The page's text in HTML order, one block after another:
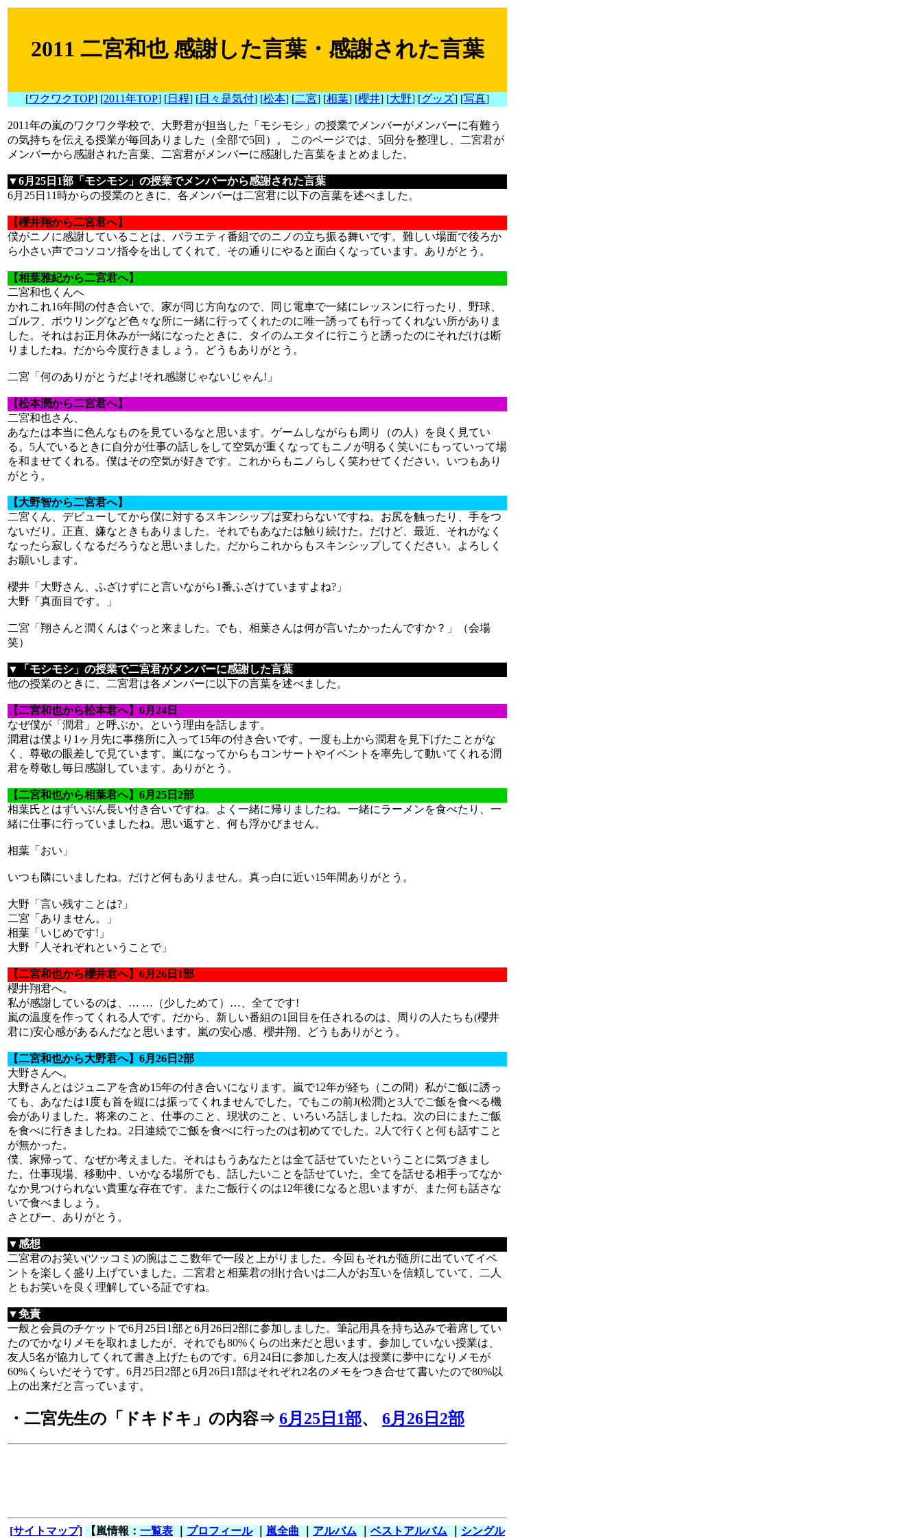
2011 二宮和也 感謝した言葉・感謝された言葉
[ワクワクTOP] [2011年TOP] [日程] [日々是気付] [松本] [二宮] [相葉] [櫻井] [大野] [グッズ] [写真]
2011年の嵐のワクワク学校で、大野君が担当した「モシモシ」の授業でメンバーがメンバーに有難う
の気持ちを伝える授業が毎回ありました（全部で5回）。 このページでは、5回分を整理し、二宮君が
メンバーから感謝された言葉、二宮君がメンバーに感謝した言葉をまとめました。
▼6月25日1部「モシモシ」の授業でメンバーから感謝された言葉
6月25日11時からの授業のときに、各メンバーは二宮君に以下の言葉を述べました。
【櫻井翔から二宮君へ】
僕がニノに感謝していることは、バラエティ番組でのニノの立ち振る舞いです。難しい場面で後ろか
ら小さい声でコソコソ指令を出してくれて、その通りにやると面白くなっています。ありがとう。
【相葉雅紀から二宮君へ】
二宮和也くんへ
かれこれ16年間の付き合いで、家が同じ方向なので、同じ電車で一緒にレッスンに行ったり、野球、
ゴルフ、ボウリングなど色々な所に一緒に行ってくれたのに唯一誘っても行ってくれない所がありま
した。それはお正月休みが一緒になったときに、タイのムエタイに行こうと誘ったのにそれだけは断
りましたね。だから今度行きましょう。どうもありがとう。
二宮「何のありがとうだよ!それ感謝じゃないじゃん!」
【松本潤から二宮君へ】
二宮和也さん、
あなたは本当に色んなものを見ているなと思います。ゲームしながらも周り（の人）を良く見てい
る。5人でいるときに自分が仕事の話しをして空気が重くなってもニノが明るく笑いにもっていって場
を和ませてくれる。僕はその空気が好きです。これからもニノらしく笑わせてください。いつもあり
がとう。
【大野智から二宮君へ】
二宮くん、デビューしてから僕に対するスキンシップは変わらないですね。お尻を触ったり、手をつ
ないだり。正直、嫌なときもありました。それでもあなたは触り続けた。だけど、最近、それがなく
なったら寂しくなるだろうなと思いました。だからこれからもスキンシップしてください。よろしく
お願いします。
櫻井「大野さん、ふざけずにと言いながら1番ふざけていますよね?」
大野「真面目です。」
二宮「翔さんと潤くんはぐっと来ました。でも、相葉さんは何が言いたかったんですか？」（会場
笑）
▼「モシモシ」の授業で二宮君がメンバーに感謝した言葉
他の授業のときに、二宮君は各メンバーに以下の言葉を述べました。
【二宮和也から松本君へ】6月24日
なぜ僕が「潤君」と呼ぶか。という理由を話します。
潤君は僕より1ヶ月先に事務所に入って15年の付き合いです。一度も上から潤君を見下げたことがな
く、尊敬の眼差しで見ています。嵐になってからもコンサートやイベントを率先して動いてくれる潤
君を尊敬し毎日感謝しています。ありがとう。
【二宮和也から相葉君へ】6月25日2部
相葉氏とはずいぶん長い付き合いですね。よく一緒に帰りましたね。一緒にラーメンを食べたり、一
緒に仕事に行っていましたね。思い返すと、何も浮かびません。
相葉「おい」
いつも隣にいましたね。だけど何もありません。真っ白に近い15年間ありがとう。
大野「言い残すことは?」
二宮「ありません。」
相葉「いじめです!」
大野「人それぞれということで」
【二宮和也から櫻井君へ】6月26日1部
櫻井翔君へ。
私が感謝しているのは、… …（少しためて）…、全てです!
嵐の温度を作ってくれる人です。だから、新しい番組の1回目を任されるのは、周りの人たちも(櫻井
君に)安心感があるんだなと思います。嵐の安心感、櫻井翔、どうもありがとう。
【二宮和也から大野君へ】6月26日2部
大野さんへ。
大野さんとはジュニアを含め15年の付き合いになります。嵐で12年が経ち（この間）私がご飯に誘っ
ても、あなたは1度も首を縦には振ってくれませんでした。でもこの前J(松潤)と3人でご飯を食べる機
会がありました。将来のこと、仕事のこと、現状のこと、いろいろ話しましたね。次の日にまたご飯
を食べに行きましたね。2日連続でご飯を食べに行ったのは初めてでした。2人で行くと何も話すこと
が無かった。
僕、家帰って、なぜか考えました。それはもうあなたとは全て話せていたということに気づきまし
た。仕事現場、移動中、いかなる場所でも、話したいことを話せていた。全てを話せる相手ってなか
なか見つけられない貴重な存在です。またご飯行くのは12年後になると思いますが、また何も話さな
いで食べましょう。
さとぴー、ありがとう。
▼感想
二宮君のお笑い(ツッコミ)の腕はここ数年で一段と上がりました。今回もそれが随所に出ていてイベ
ントを楽しく盛り上げていました。二宮君と相葉君の掛け合いは二人がお互いを信頼していて、二人
ともお笑いを良く理解している証ですね。
▼免責
一般と会員のチケットで6月25日1部と6月26日2部に参加しました。筆記用具を持ち込みで着席してい
たのでかなりメモを取れましたが、それでも80%くらの出来だと思います。参加していない授業は、
友人5名が協力してくれて書き上げたものです。6月24日に参加した友人は授業に夢中になりメモが
60%くらいだそうです。6月25日2部と6月26日1部はそれぞれ2名のメモをつき合せて書いたので80%以
上の出来だと言っています。
・二宮先生の「ドキドキ」の内容⇒ 6月25日1部、 6月26日2部
[サイトマップ] 【嵐情報： 一覧表 プロフィール｜ 嵐全曲 アルバム ベストアルバム シングル